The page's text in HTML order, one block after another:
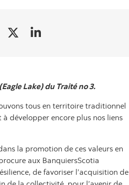
Lake) du Traité no 3.
tous en territoire traditionnel
développer encore plus nos liens
la promotion de ces valeurs en
aux BanquiersScotia
de favoriser l’acquisition de